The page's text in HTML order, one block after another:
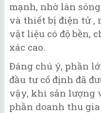
mạnh, nhờ làn
và thiết bị điện tử ,
vật liệu có độ bền,
xác cao.
Đáng chú ý, phần
đầu tư cố định đã
vậy, khi sản lượng
phần doanh thu